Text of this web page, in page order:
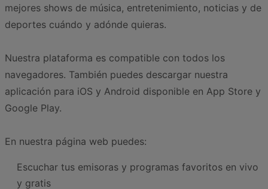
mejores shows de música, entretenimiento, noticias y de
deportes cuándo y adónde quieras.
Nuestra plataforma es compatible con todos los
navegadores. También puedes descargar nuestra
aplicación para iOS y Android disponible en App Store y
Google Play.
En nuestra página web puedes:
Escuchar tus emisoras y programas favoritos en vivo
y gratis